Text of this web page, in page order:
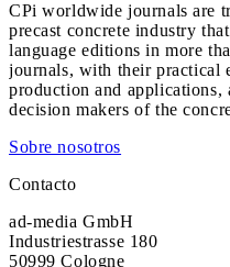
CPi worldwide journals are
precast concrete industry
language editions in more
journals, with their practical
production and applications,
decision makers of the
Sobre nosotros
Contacto
ad-media GmbH
Industriestrasse 180
50999 Cologne